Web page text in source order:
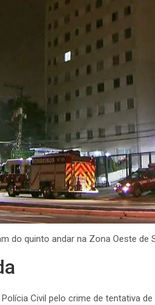
do quinto andar na Zona Oeste
Civil pelo crime de tentativa